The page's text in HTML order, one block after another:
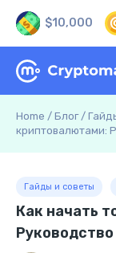
$10,000
Home / Блог/
криптовалютами:
Гайды и советы
Как начать